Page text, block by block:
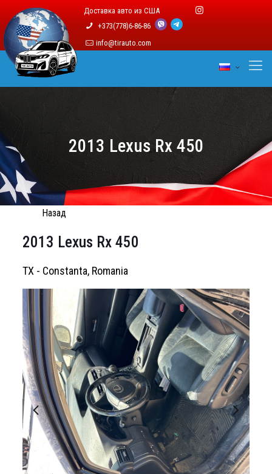
Доставка авто из США
+373(778)6-86-86
info@tirauto.com
2013 Lexus Rx 450
Назад
2013 Lexus Rx 450
TX - Constanta, Romania